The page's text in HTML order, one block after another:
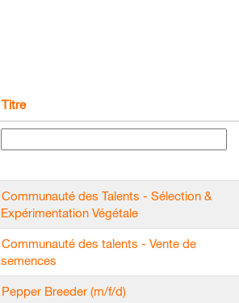
Titre
Communauté des Talents - Sélection &
Expérimentation Végétale
Communauté des talents - Vente de
semences
Pepper Breeder (m/f/d)